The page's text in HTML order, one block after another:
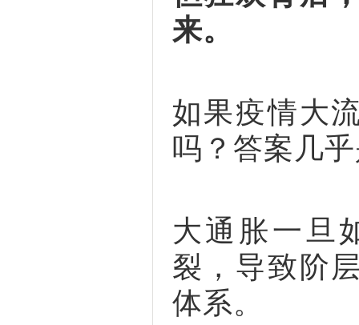
来。
如果疫情大
吗？答案几
大通胀一旦
裂，导致阶
体系。